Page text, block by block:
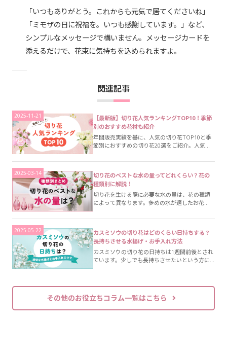
「いつもありがとう。これからも元気で居てくださいね」
「ミモザの日に祝福を。いつも感謝しています。」など、
シンプルなメッセージで構いません。メッセージカードを
添えるだけで、花束に気持ちを込められますよ。
関連記事
2025-11-21
【最新版】切り花人気ランキングTOP10！季節
別のおすすめ花材も紹介
年間販売実績を基に、人気の切り花TOP10と季
節別におすすめの切り花20選をご紹介。人気カ
ラーの傾向や長く楽しむためのおすすめのコツ
も、花の種類別に解説します。
2025-03-14
切り花のベストな水の量ってどれくらい？花の
種類別に解説！
切り花を生ける際に必要な水の量は、花の種類
によって異なります。多めの水が適したお花
と、少なめの水が適した花があるので、それぞ
れの違いと種類を見ていきましょう。
2025-05-22
カスミソウの切り花はどのくらい日持ちする？
長持ちさせる水揚げ・お手入れ方法
カスミソウの切り花の日持ちは1週間前後とされ
ています。少しでも長持ちさせたいという方に
向けて、カスミソウに適した水揚げとお手入れ
その他のお役立ちコラム一覧はこちら